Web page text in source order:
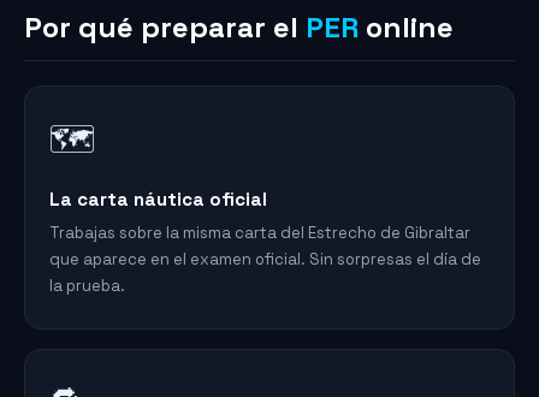
Por qué preparar el PER online
🗺️
La carta náutica oficial
Trabajas sobre la misma carta del Estrecho de Gibraltar
que aparece en el examen oficial. Sin sorpresas el día de
la prueba.